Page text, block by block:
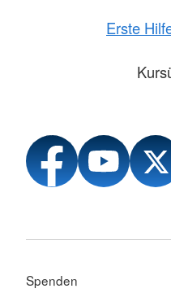
Erste
Spenden